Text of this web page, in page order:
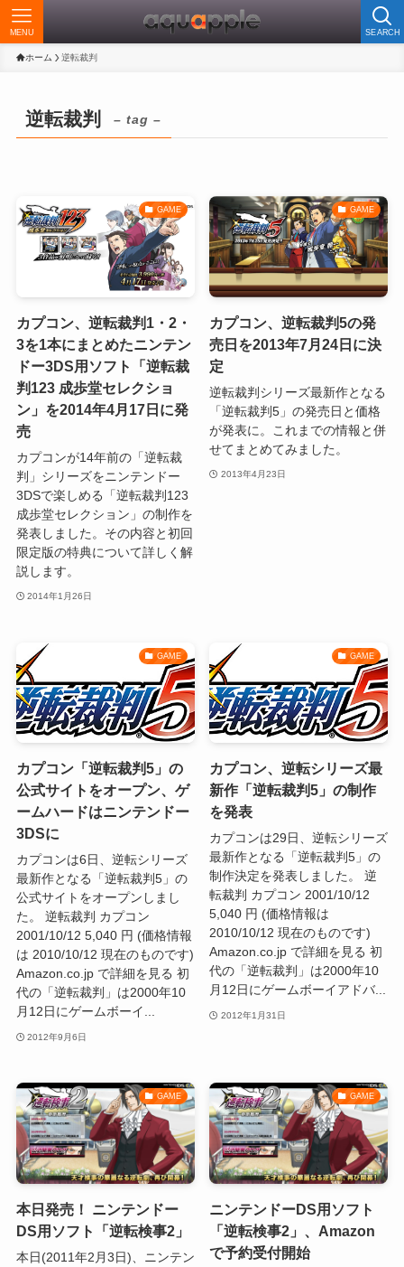
SEARCH
MENU
ホーム 逆転裁判
逆転裁判 – tag –
GAME
カプコン、逆転裁判1・2・
3を1本にまとめたニンテン
ドー3DS用ソフト「逆転裁
判123 成歩堂セレクショ
ン」を2014年4月17日に発
売
カプコンが14年前の「逆転裁
判」シリーズをニンテンドー
3DSで楽しめる「逆転裁判123
成歩堂セレクション」の制作を
発表しました。その内容と初回
限定版の特典について詳しく解
説します。
2014年1月26日
GAME
カプコン、逆転裁判5の発
売日を2013年7月24日に決
定
逆転裁判シリーズ最新作となる
「逆転裁判5」の発売日と価格
が発表に。これまでの情報と併
せてまとめてみました。
2013年4月23日
GAME
カプコン「逆転裁判5」の
公式サイトをオープン、ゲ
ームハードはニンテンドー
3DSに
カプコンは6日、逆転シリーズ
最新作となる「逆転裁判5」の
公式サイトをオープンしまし
た。 逆転裁判 カプコン
2001/10/12 5,040 円 (価格情報
は 2010/10/12 現在のものです)
Amazon.co.jp で詳細を見る 初
代の「逆転裁判」は2000年10
月12日にゲームボーイ...
2012年9月6日
GAME
カプコン、逆転シリーズ最
新作「逆転裁判5」の制作
を発表
カプコンは29日、逆転シリーズ
最新作となる「逆転裁判5」の
制作決定を発表しました。 逆
転裁判 カプコン 2001/10/12
5,040 円 (価格情報は
2010/10/12 現在のものです)
Amazon.co.jp で詳細を見る 初
代の「逆転裁判」は2000年10
月12日にゲームボーイアドバ...
2012年1月31日
GAME
本日発売！ ニンテンドー
DS用ソフト「逆転検事2」
本日(2011年2月3日)、ニンテン
GAME
ニンテンドーDS用ソフト
「逆転検事2」、Amazon
で予約受付開始